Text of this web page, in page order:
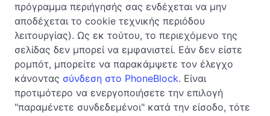
πρόγραμμα περιήγησής σας ενδέχεται να μην
αποδέχεται το cookie τεχνικής περιόδου
λειτουργίας). Ως εκ τούτου, το περιεχόμενο της
σελίδας δεν μπορεί να εμφανιστεί. Εάν δεν είστε
ρομπότ, μπορείτε να παρακάμψετε τον έλεγχο
κάνοντας σύνδεση στο PhoneBlock. Είναι
προτιμότερο να ενεργοποιήσετε την επιλογή
"παραμένετε συνδεδεμένοι" κατά την είσοδο, τότε